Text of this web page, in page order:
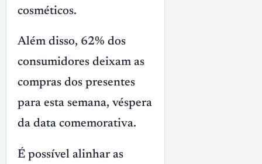
cosméticos.
Além disso, 62% dos
consumidores deixam as
compras dos presentes
para esta semana, véspera
da data comemorativa.
É possível alinhar as